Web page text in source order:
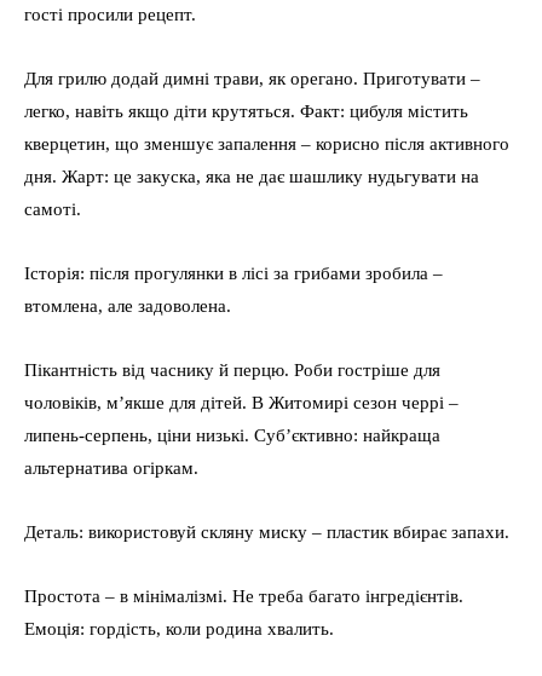
гості просили рецепт.
Для грилю додай димні трави, як орегано. Приготувати –
легко, навіть якщо діти крутяться. Факт: цибуля містить
кверцетин, що зменшує запалення – корисно після активного
дня. Жарт: це закуска, яка не дає шашлику нудьгувати на
самоті.
Історія: після прогулянки в лісі за грибами зробила –
втомлена, але задоволена.
Пікантність від часнику й перцю. Роби гостріше для
чоловіків, м’якше для дітей. В Житомирі сезон черрі –
липень-серпень, ціни низькі. Суб’єктивно: найкраща
альтернатива огіркам.
Деталь: використовуй скляну миску – пластик вбирає запахи.
Простота – в мінімалізмі. Не треба багато інгредієнтів.
Емоція: гордість, коли родина хвалить.